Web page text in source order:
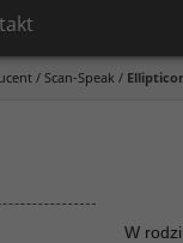
/ Scan-Speak / Ellipticor
W